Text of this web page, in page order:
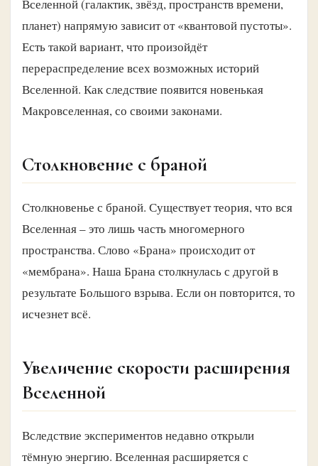
Вселенной (галактик, звёзд, пространств времени,
планет) напрямую зависит от «квантовой пустоты».
Есть такой вариант, что произойдёт
перераспределение всех возможных историй
Вселенной. Как следствие появится новенькая
Макровселенная, со своими законами.
Столкновение с браной
Столкновенье с браной. Существует теория, что вся
Вселенная – это лишь часть многомерного
пространства. Слово «Брана» происходит от
«мембрана». Наша Брана столкнулась с другой в
результате Большого взрыва. Если он повторится, то
исчезнет всё.
Увеличение скорости расширения
Вселенной
Вследствие экспериментов недавно открыли
тёмную энергию. Вселенная расширяется с